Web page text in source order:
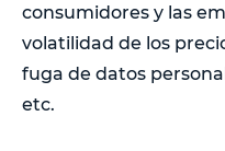
consumidores y las
volatilidad de los
fuga de datos
etc.